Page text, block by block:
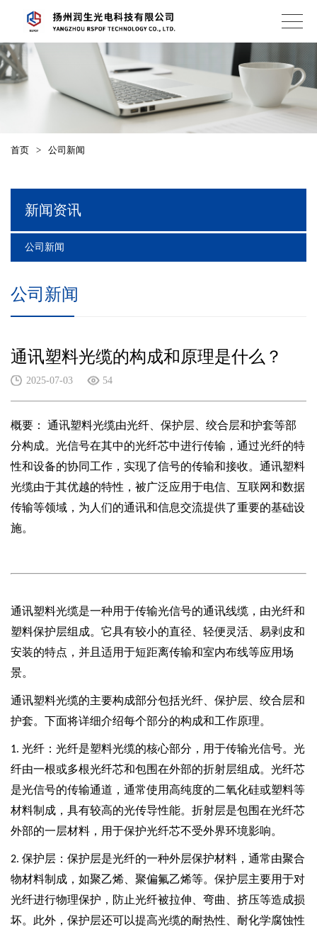
首页 > 公司新闻
新闻资讯
公司新闻
公司新闻
通讯塑料光缆的构成和原理是什么？
2025-07-03 54
概要：
通讯塑料光缆由光纤、保护层、绞合层和护套等部
分构成。光信号在其中的光纤芯中进行传输，通过光纤的特
性和设备的协同工作，实现了信号的传输和接收。通讯塑料
光缆由于其优越的特性，被广泛应用于电信、互联网和数据
传输等领域，为人们的通讯和信息交流提供了重要的基础设
施。
通讯塑料光缆是一种用于传输光信号的通讯线缆，由光纤和
塑料保护层组成。它具有较小的直径、轻便灵活、易剥皮和
安装的特点，并且适用于短距离传输和室内布线等应用场
景。
通讯塑料光缆的主要构成部分包括光纤、保护层、绞合层和
护套。下面将详细介绍每个部分的构成和工作原理。
1. 光纤：光纤是塑料光缆的核心部分，用于传输光信号。光
纤由一根或多根光纤芯和包围在外部的折射层组成。光纤芯
是光信号的传输通道，通常使用高纯度的二氧化硅或塑料等
材料制成，具有较高的光传导性能。折射层是包围在光纤芯
外部的一层材料，用于保护光纤芯不受外界环境影响。
2. 保护层：保护层是光纤的一种外层保护材料，通常由聚合
物材料制成，如聚乙烯、聚偏氟乙烯等。保护层主要用于对
光纤进行物理保护，防止光纤被拉伸、弯曲、挤压等造成损
坏。此外，保护层还可以提高光缆的耐热性、耐化学腐蚀性